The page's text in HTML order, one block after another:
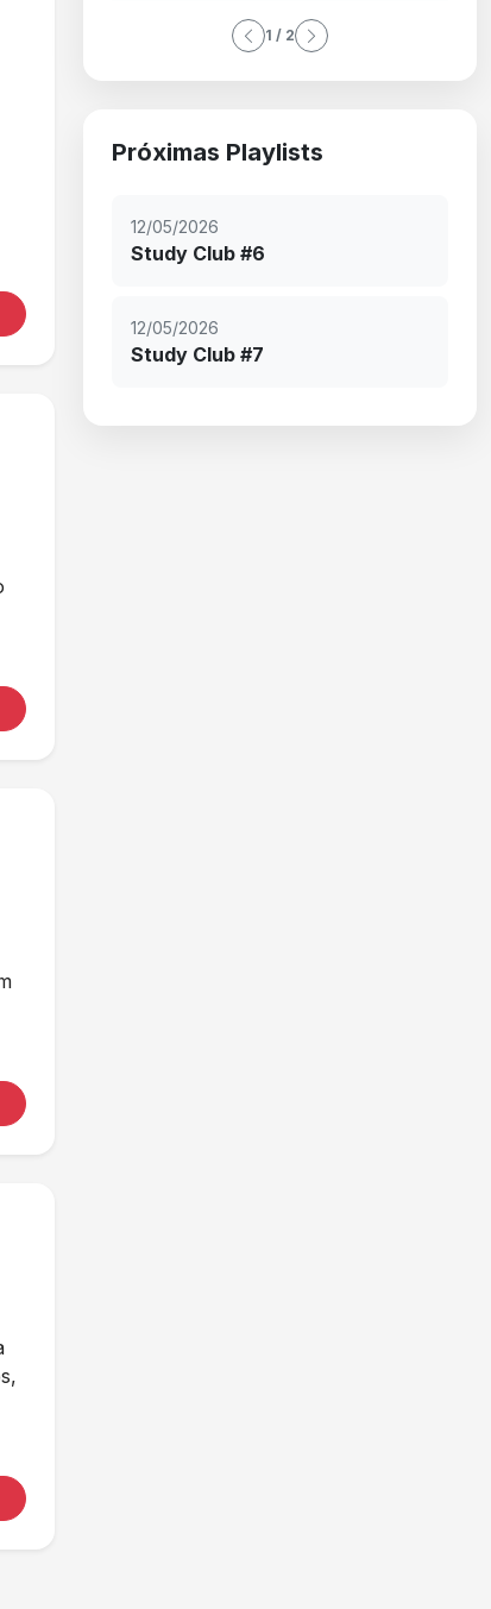
1 / 2
Próximas Playlists
12/05/2026
Study Club #6
12/05/2026
Study Club #7